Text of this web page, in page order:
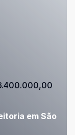
em São